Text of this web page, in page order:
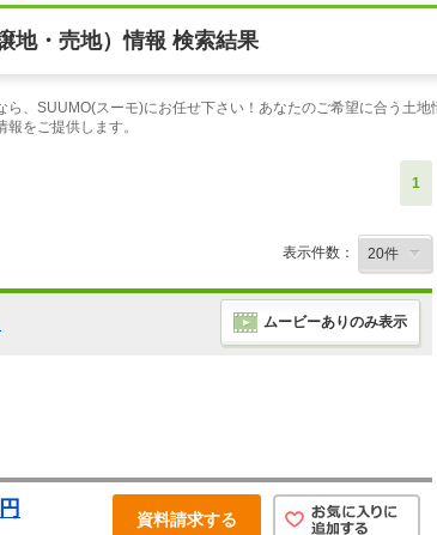
地・売地）情報 検索結果
、SUUMO(スーモ)にお任せ下さい！あなたのご希望に合う土
をご提供します。
1
表示件数：
ムービーありのみ表示
資料請求する